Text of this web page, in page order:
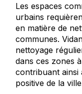
Les espaces
urbains
en matière de
communes.
nettoyage
dans ces zones
contribuant ainsi
positive de la